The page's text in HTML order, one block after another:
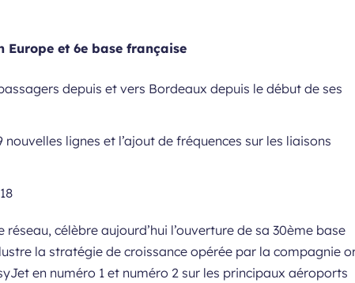
Europe et 6e base française
depuis et vers Bordeaux depuis le début de ses
lignes et l’ajout de fréquences sur les liaisons
célèbre aujourd’hui l’ouverture de sa 30ème base
la stratégie de croissance opérée par la compagnie
en numéro 1 et numéro 2 sur les principaux aéroports